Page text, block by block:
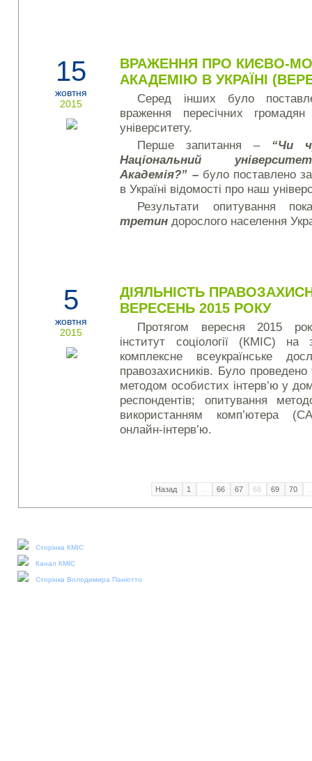
15
жовтня
2015
ВРАЖЕННЯ ПРО КИЄВО-
АКАДЕМІЮ В УКРАЇНІ
Серед інших було
враження пересічних
університету.
Перше запитання – “Чи
Національний
Академія?” –було поставлено
в Україні відомості про наш
Результати опитування
третиндорослого населення
5
жовтня
2015
ДІЯЛЬНІСТЬ
ВЕРЕСЕНЬ 2015 РОКУ
Протягом вересня 2015
інститут соціології (КМІС) на
комплексне всеукраїнське
правозахисників. Було
методом особистих інтерв’ю у
респондентів; опитування
використанням комп’ютера
онлайн-інтерв’ю.
Назад 1 66 67 68 69 70
Сторінка КМІС
Канал КМІС
Сторінка Володимира Паніотто